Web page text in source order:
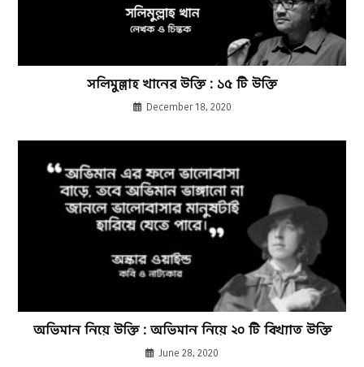
সলিমুল্লাহ খানের উক্তি : ১৫ টি উক্তি
December 18, 2020
অভিমান নিয়ে উক্তি : অভিমান নিয়ে ২০ টি বিখ্যাত উক্তি
June 28, 2020